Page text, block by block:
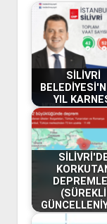
SİLİVRİ
YIL
(SÜREKLİ